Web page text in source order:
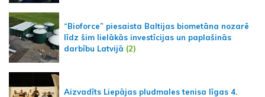
“Bioforce” piesaista Baltijas biometāna nozarē
līdz šim lielākās investīcijas un paplašinās
darbību Latvijā (2)
Aizvadīts Liepājas pludmales tenisa līgas 4.